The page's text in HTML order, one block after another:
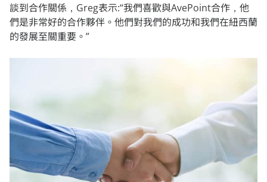
談到合作關係，Greg表示:“我們喜歡與AvePoint合作，他
們是非常好的合作夥伴。他們對我們的成功和我們在紐西蘭
的發展至關重要。”